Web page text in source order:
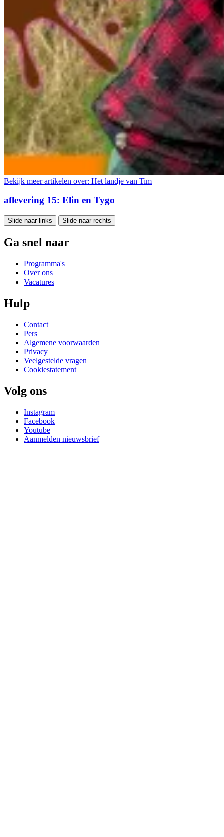
Bekijk meer artikelen over: Het landje van Tim
aflevering 15: Elin en Tygo
Slide naar links Slide naar rechts
Ga snel naar
Programma's
Over ons
Vacatures
Hulp
Contact
Pers
Algemene voorwaarden
Privacy
Veelgestelde vragen
Cookiestatement
Volg ons
Instagram
Facebook
Youtube
Aanmelden nieuwsbrief